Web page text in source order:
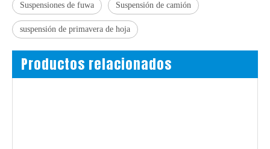
Suspensiones de fuwa Suspensión de camión
suspensión de primavera de hoja
Productos relacionados